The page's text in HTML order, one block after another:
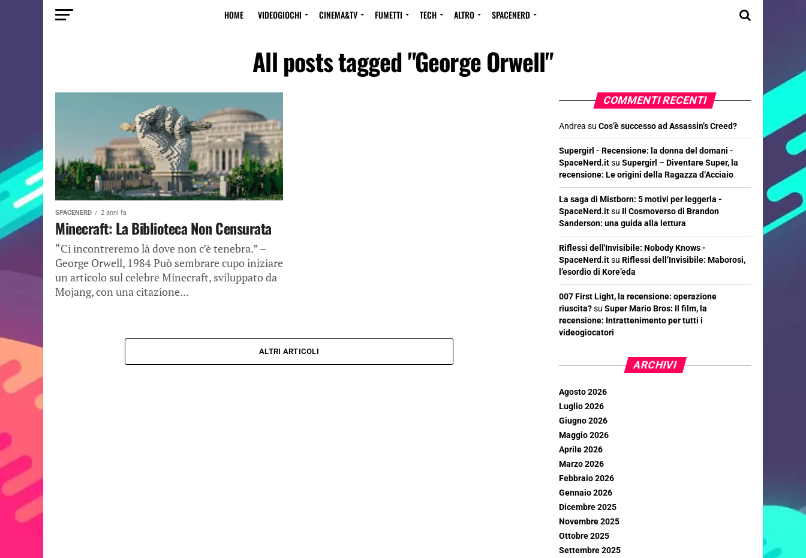
HOME VIDEOGIOCHI CINEMA&TV FUMETTI TECH ALTRO SPACENERD
All posts tagged "George Orwell"
SPACENERD 2 anni fa
Minecraft: La Biblioteca Non Censurata
“Ci incontreremo là dove non c’è tenebra.” –
George Orwell, 1984 Può sembrare cupo iniziare
un articolo sul celebre Minecraft, sviluppato da
Mojang, con una citazione...
ALTRI ARTICOLI
COMMENTI RECENTI
Andrea su Cos’è successo ad Assassin’s Creed?
Supergirl - Recensione: la donna del domani -
SpaceNerd.itsu Supergirl – Diventare Super, la
recensione: Le origini della Ragazza d’Acciaio
La saga di Mistborn: 5 motivi per leggerla -
SpaceNerd.itsu Il Cosmoverso di Brandon
Sanderson: una guida alla lettura
Riflessi dell'Invisibile: Nobody Knows -
SpaceNerd.itsu Riflessi dell’Invisibile: Maborosi,
l’esordio di Kore’eda
007 First Light, la recensione: operazione
riuscita?su Super Mario Bros: Il film, la
recensione: Intrattenimento per tutti i
videogiocatori
ARCHIVI
Agosto 2026
Luglio 2026
Giugno 2026
Maggio 2026
Aprile 2026
Marzo 2026
Febbraio 2026
Gennaio 2026
Dicembre 2025
Novembre 2025
Ottobre 2025
Settembre 2025